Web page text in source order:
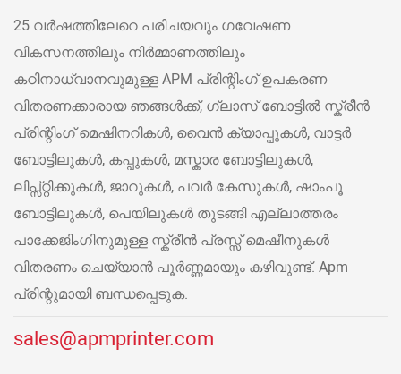
25 വർഷത്തിലേറെ പരിചയവും ഗവേഷണ
വികസനത്തിലും നിർമ്മാണത്തിലും
കഠിനാധ്വാനവുമുള്ള APM പ്രിന്റിംഗ് ഉപകരണ
വിതരണക്കാരായ ഞങ്ങൾക്ക്, ഗ്ലാസ് ബോട്ടിൽ സ്ക്രീൻ
പ്രിന്റിംഗ് മെഷിനറികൾ, വൈൻ ക്യാപ്പുകൾ, വാട്ടർ
ബോട്ടിലുകൾ, കപ്പുകൾ, മസ്കാര ബോട്ടിലുകൾ,
ലിപ്സ്റ്റിക്കുകൾ, ജാറുകൾ, പവർ കേസുകൾ, ഷാംപൂ
ബോട്ടിലുകൾ, പെയിലുകൾ തുടങ്ങി എല്ലാത്തരം
പാക്കേജിംഗിനുമുള്ള സ്ക്രീൻ പ്രസ്സ് മെഷീനുകൾ
വിതരണം ചെയ്യാൻ പൂർണ്ണമായും കഴിവുണ്ട്. Apm
പ്രിന്റുമായി ബന്ധപ്പെടുക.
sales@apmprinter.com